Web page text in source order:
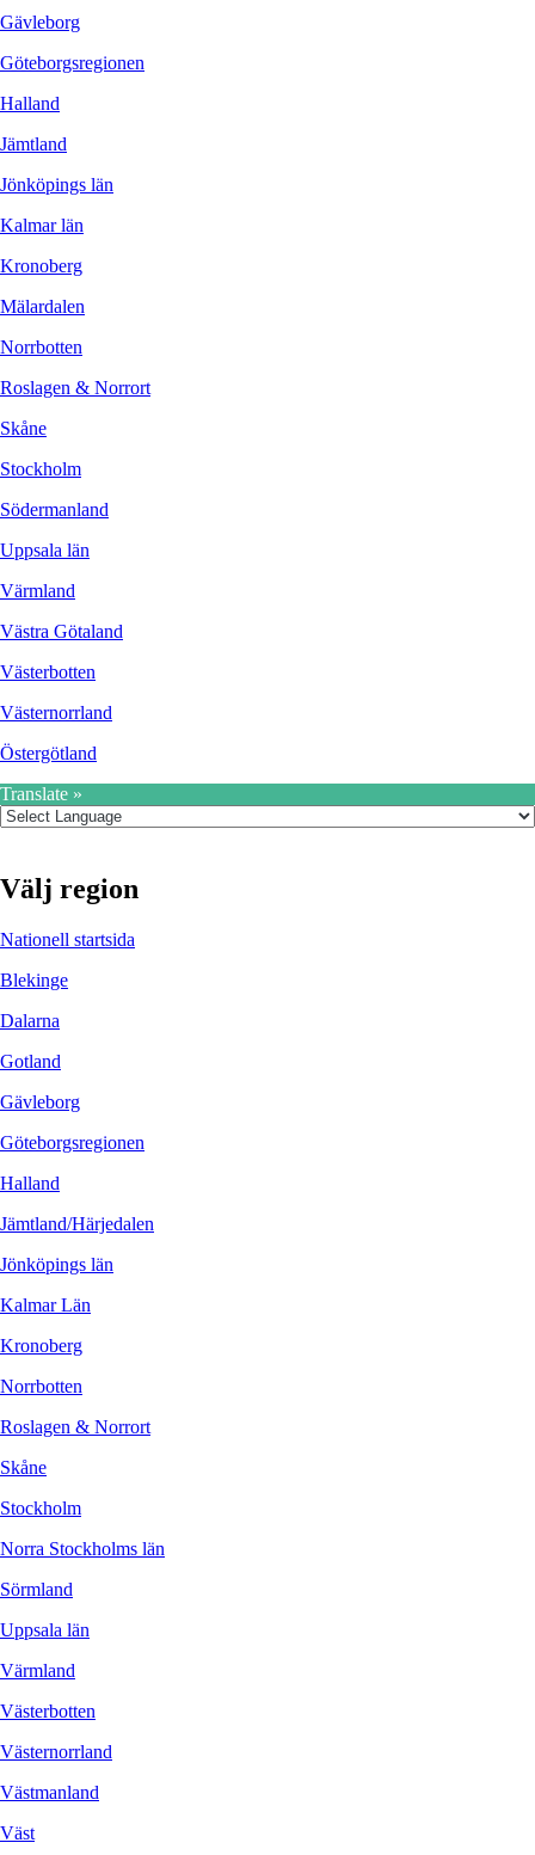
Gävleborg
Göteborgsregionen
Halland
Jämtland
Jönköpings län
Kalmar län
Kronoberg
Mälardalen
Norrbotten
Roslagen & Norrort
Skåne
Stockholm
Södermanland
Uppsala län
Värmland
Västra Götaland
Västerbotten
Västernorrland
Östergötland
Translate »
Välj region
Nationell startsida
Blekinge
Dalarna
Gotland
Gävleborg
Göteborgsregionen
Halland
Jämtland/Härjedalen
Jönköpings län
Kalmar Län
Kronoberg
Norrbotten
Roslagen & Norrort
Skåne
Stockholm
Norra Stockholms län
Sörmland
Uppsala län
Värmland
Västerbotten
Västernorrland
Västmanland
Väst